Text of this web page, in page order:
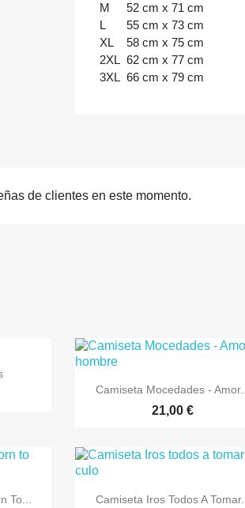
M
52 cm x 71 cm
L
55 cm x 73 cm
XL
58 cm x 75 cm
2XL 62 cm x 77 cm
3XL 66 cm x 79 cm
de clientes en este momento.
 Vista rápida
Camiseta Mocedades - Amor...
21,00 €
To...  Vista rápida
Camiseta Iros Todos A Tomar...